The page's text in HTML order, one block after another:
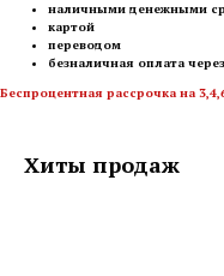
наличными денежными
картой
переводом
безналичная оплата
Беспроцентная рассрочка на
Хиты продаж